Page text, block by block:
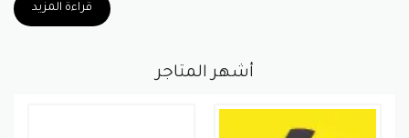
قراءة المزيد
أشهر المتاجر